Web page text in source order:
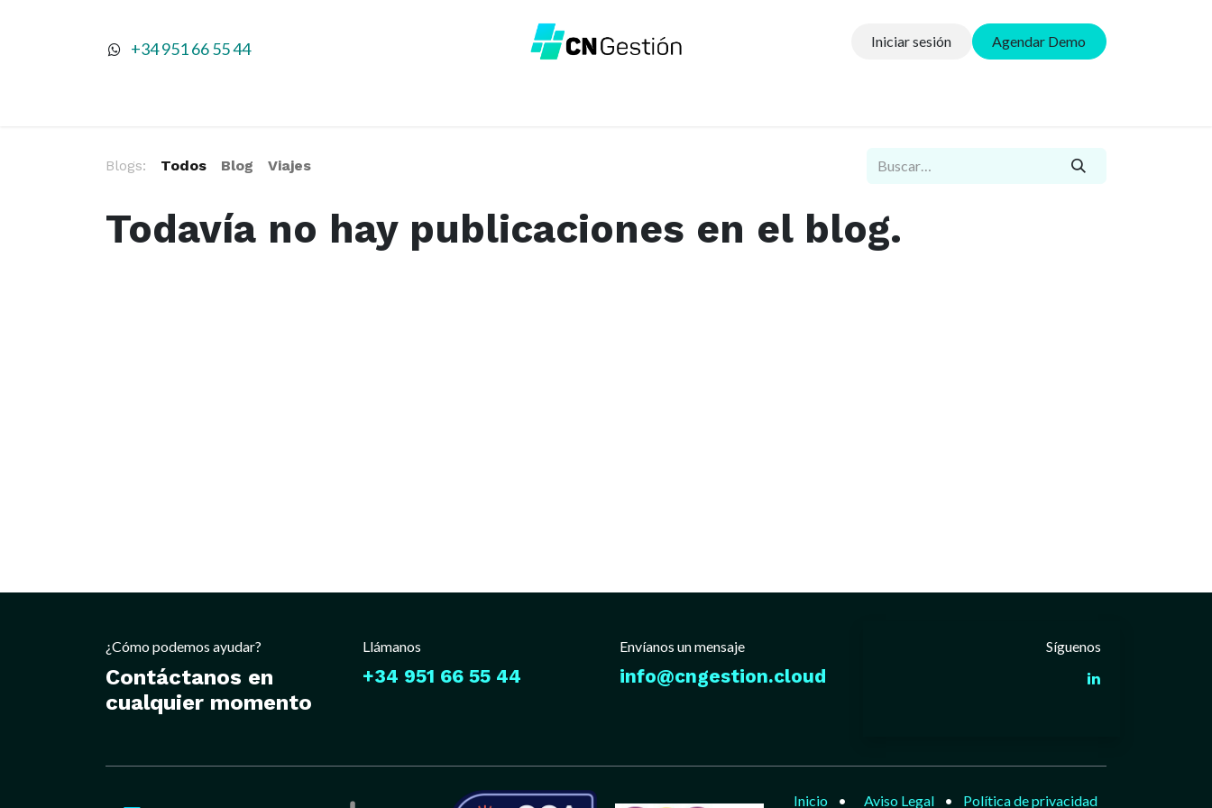
+34 951 66 55 44 Iniciar sesión Agendar Demo
Blogs: Todos Blog Viajes
Todavía no hay publicaciones en el blog.
¿Cómo podemos ayudar?
Contáctanos en
cualquier momento
Llámanos
+34 951 66 55 44
Envíanos un mensaje
info@cngestion.cloud
Síguenos
Inicio • Aviso Legal • Política de privacidad